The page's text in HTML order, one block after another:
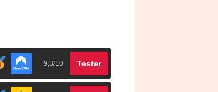
9,3/10 Tester